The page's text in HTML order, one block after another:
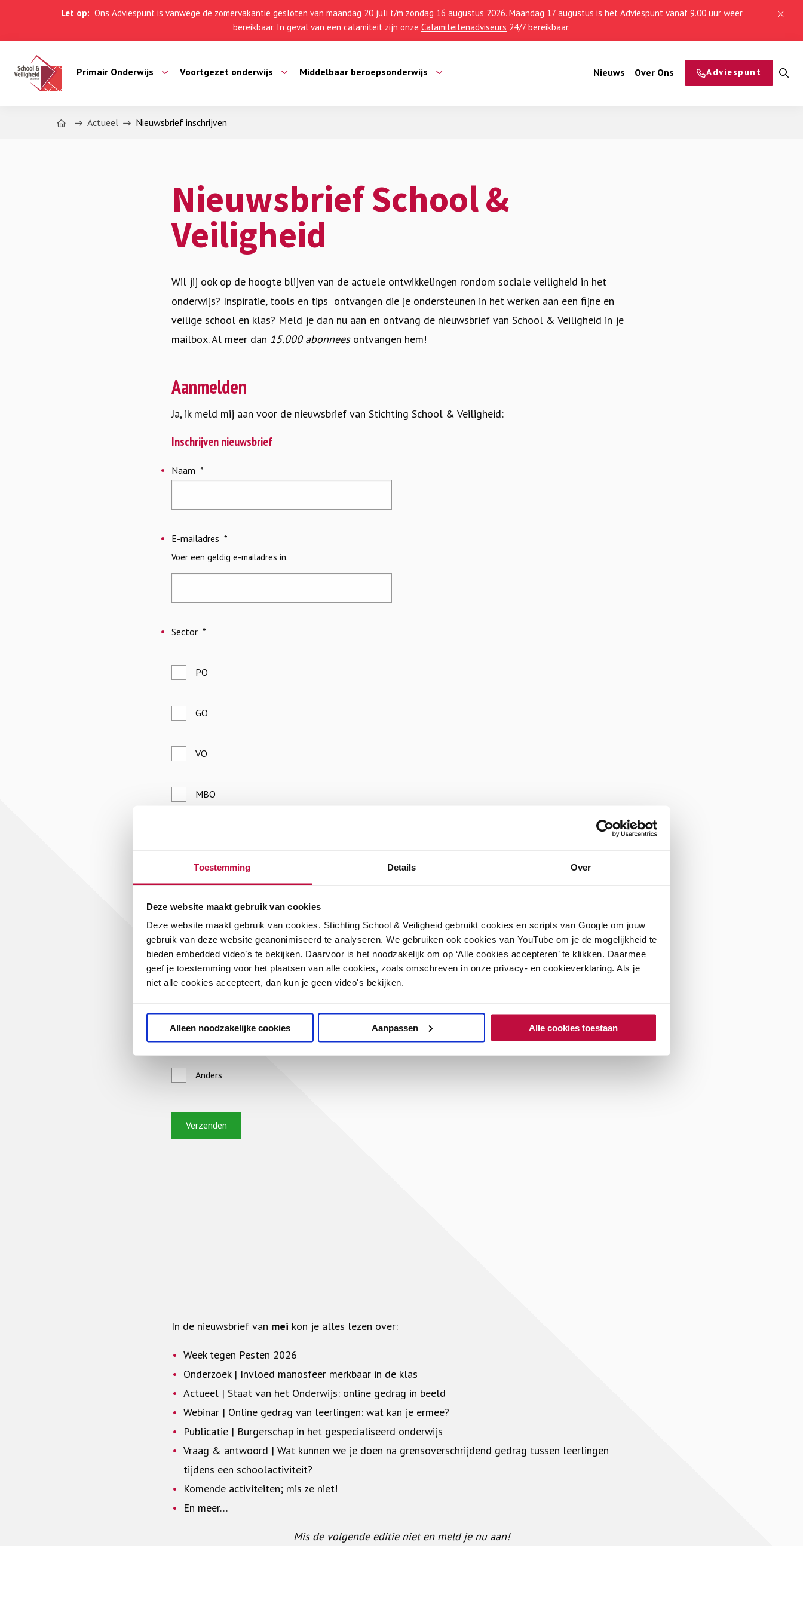
Toestemming Details Over
Deze website maakt gebruik van cookies
Deze website maakt gebruik van cookies. Stichting School & Veiligheid gebruikt cookies en scripts van Google om jouw
gebruik van deze website geanonimiseerd te analyseren. We gebruiken ook cookies van YouTube om je de mogelijkheid te
bieden embedded video’s te bekijken. Daarvoor is het noodzakelijk om op ‘Alle cookies accepteren’ te klikken. Daarmee
geef je toestemming voor het plaatsen van alle cookies, zoals omschreven in onze privacy- en cookieverklaring. Als je
niet alle cookies accepteert, dan kun je geen video's bekijken.
Alleen noodzakelijke cookies Aanpassen Alle cookies toestaan
Let op: Ons Adviespuntis vanwege de zomervakantie gesloten van maandag 20 juli t/m zondag 16 augustus 2026. Maandag 17 augustus is het Adviespunt vanaf 9.00 uur weer
bereikbaar. In geval van een calamiteit zijn onze Calamiteitenadviseurs 24/7 bereikbaar.
Primair Onderwijs Voortgezet onderwijs Middelbaar beroepsonderwijs Nieuws Over Ons Adviespunt
Home Actueel Nieuwsbrief inschrijven
Nieuwsbrief School &
Veiligheid
Wil jij ook op de hoogte blijven van de actuele ontwikkelingen rondom sociale veiligheid in het
onderwijs? Inspiratie, tools en tips ontvangen die je ondersteunen in het werken aan een fijne en
veilige school en klas? Meld je dan nu aan en ontvang de nieuwsbrief van School & Veiligheid in je
mailbox. Al meer dan 15.000 abonneesontvangen hem!
Aanmelden
Ja, ik meld mij aan voor de nieuwsbrief van Stichting School & Veiligheid:
Inschrijven nieuwsbrief
Naam *
E-mailadres *
Voer een geldig e-mailadres in.
Sector *
PO
GO
VO
MBO
Bestuurder/schoolleider/manager
Kwaliteitszorgmedewerker
Leraar/docent
Vertrouwenspersoon/intern begeleider
Anders
In de nieuwsbrief van mei kon je alles lezen over:
Week tegen Pesten 2026
Onderzoek | Invloed manosfeer merkbaar in de klas
Actueel | Staat van het Onderwijs: online gedrag in beeld
Webinar | Online gedrag van leerlingen: wat kan je ermee?
Publicatie | Burgerschap in het gespecialiseerd onderwijs
Vraag & antwoord | Wat kunnen we je doen na grensoverschrijdend gedrag tussen leerlingen
tijdens een schoolactiviteit?
Komende activiteiten; mis ze niet!
En meer…
Mis de volgende editie niet en meld je nu aan!